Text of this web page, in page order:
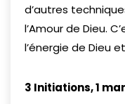
d’autres
l’Amour de Dieu.
l’énergie de Dieu
3 Initiations, 1